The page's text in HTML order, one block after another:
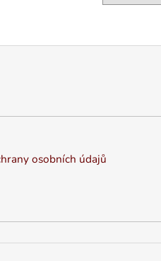
osobních údajů